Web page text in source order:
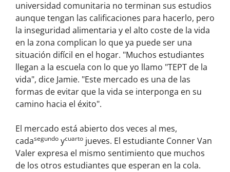
universidad comunitaria no terminan sus estudios
aunque tengan las calificaciones para hacerlo, pero
la inseguridad alimentaria y el alto coste de la vida
en la zona complican lo que ya puede ser una
situación difícil en el hogar. "Muchos estudiantes
llegan a la escuela con lo que yo llamo "TEPT de la
vida", dice Jamie. "Este mercado es una de las
formas de evitar que la vida se interponga en su
camino hacia el éxito".
El mercado está abierto dos veces al mes,
cadasegundo ycuarto jueves. El estudiante Conner Van
Valer expresa el mismo sentimiento que muchos
de los otros estudiantes que esperan en la cola.